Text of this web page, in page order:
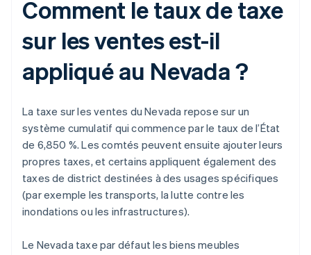
Comment le taux de taxe
sur les ventes est-il
appliqué au Nevada ?
La taxe sur les ventes du Nevada repose sur un
système cumulatif qui commence par le taux de l’État
de 6,850 %. Les comtés peuvent ensuite ajouter leurs
propres taxes, et certains appliquent également des
taxes de district destinées à des usages spécifiques
(par exemple les transports, la lutte contre les
inondations ou les infrastructures).
Le Nevada taxe par défaut les biens meubles